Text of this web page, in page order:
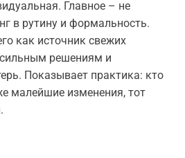
Главное – не
в рутину и формальность.
как источник свежих
сильным решениям и
Показывает практика: кто
малейшие изменения, тот